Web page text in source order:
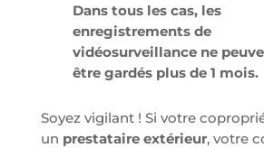
Dans tous les cas, les
enregistrements de
vidéosurveillance ne
être gardés plus de 1 mois.
Soyez vigilant ! Si votre
un prestataire extérieur, votre